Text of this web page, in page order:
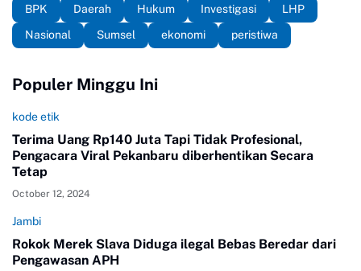
BPK Daerah Hukum Investigasi
LHP
Nasional
Sumsel ekonomi peristiwa
Populer Minggu Ini
kode etik
Terima Uang Rp140 Juta Tapi Tidak Profesional,
Pengacara Viral Pekanbaru diberhentikan Secara
Tetap
October 12, 2024
Jambi
Rokok Merek Slava Diduga ilegal Bebas Beredar dari
Pengawasan APH